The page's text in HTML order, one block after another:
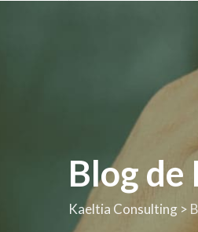
Blog
Kaeltia Consulting >